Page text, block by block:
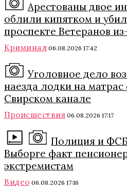
Арестованы двое
облили кипятком и
проспекте Ветеранов
Криминал 06.08.2026 17:42
Уголовное дело
наезда лодки на
Свирском канале
Происшествия 06.08.2026 17:17
Полиция и
Выборге факт
экстремистам
Видео 06.08.2026 17:16